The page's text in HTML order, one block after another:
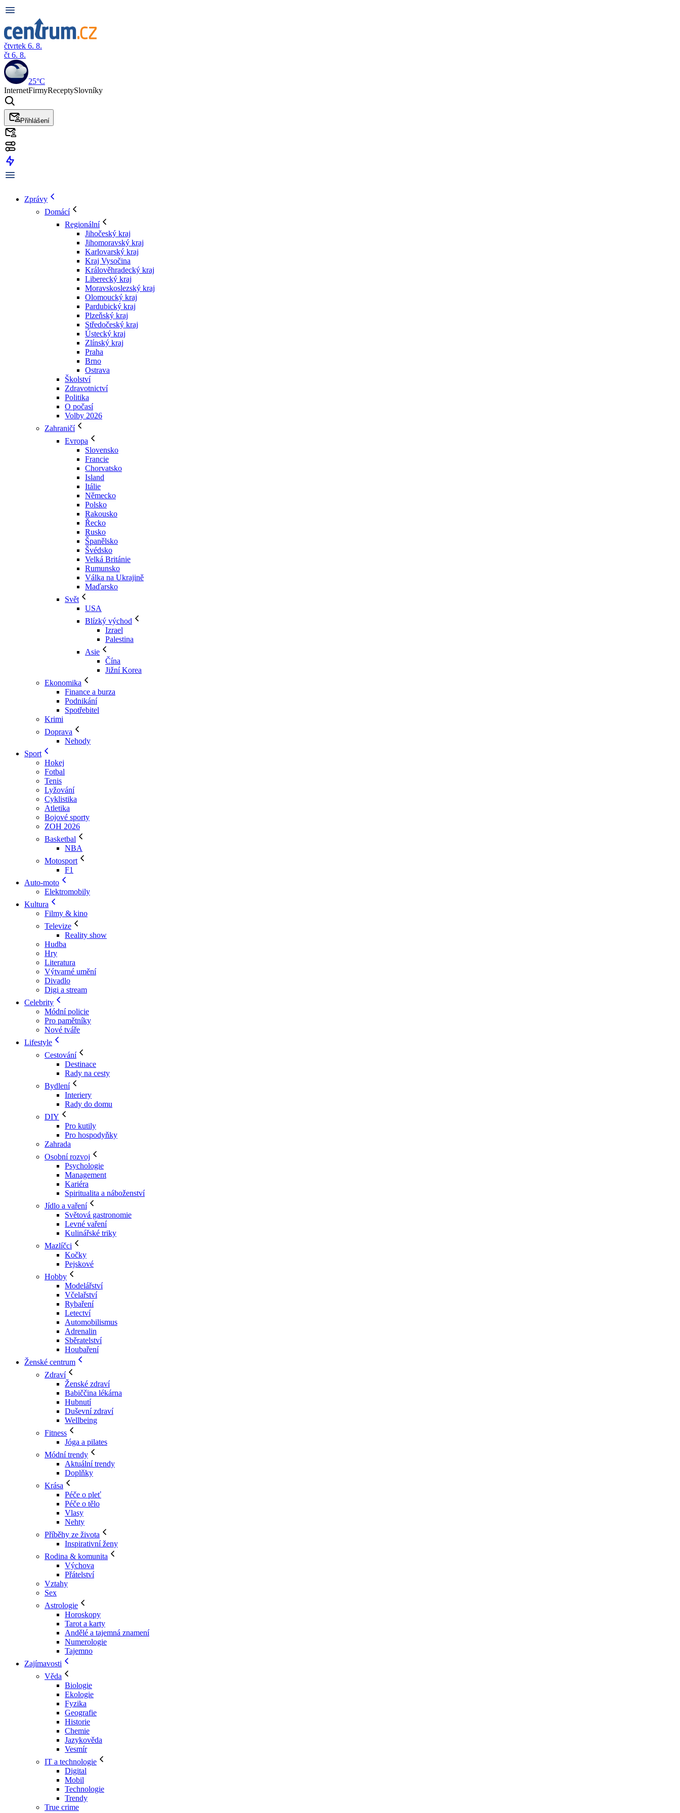
čtvrtek 6. 8.
čt 6. 8.
25°C
InternetFirmyReceptySlovníky
Přihlášení
Zprávy
Domácí
Regionální
Jihočeský kraj
Jihomoravský kraj
Karlovarský kraj
Kraj Vysočina
Králověhradecký kraj
Liberecký kraj
Moravskoslezský kraj
Olomoucký kraj
Pardubický kraj
Plzeňský kraj
Středočeský kraj
Ústecký kraj
Zlínský kraj
Praha
Brno
Ostrava
Školství
Zdravotnictví
Politika
O počasí
Volby 2026
Zahraničí
Evropa
Slovensko
Francie
Chorvatsko
Island
Itálie
Německo
Polsko
Rakousko
Řecko
Rusko
Španělsko
Švédsko
Velká Británie
Rumunsko
Válka na Ukrajině
Maďarsko
Svět
USA
Blízký východ
Izrael
Palestina
Asie
Čína
Jižní Korea
Ekonomika
Finance a burza
Podnikání
Spotřebitel
Krimi
Doprava
Nehody
Sport
Hokej
Fotbal
Tenis
Lyžování
Cyklistika
Atletika
Bojové sporty
ZOH 2026
Basketbal
NBA
Motosport
F1
Auto-moto
Elektromobily
Kultura
Filmy & kino
Televize
Reality show
Hudba
Hry
Literatura
Výtvarné umění
Divadlo
Digi a stream
Celebrity
Módní policie
Pro pamětníky
Nové tváře
Lifestyle
Cestování
Destinace
Rady na cesty
Bydlení
Interiery
Rady do domu
DIY
Pro kutily
Pro hospodyňky
Zahrada
Osobní rozvoj
Psychologie
Management
Kariéra
Spiritualita a náboženství
Jídlo a vaření
Světová gastronomie
Levné vaření
Kulinářské triky
Mazlíčci
Kočky
Pejskové
Hobby
Modelářství
Včelařství
Rybaření
Letectví
Automobilismus
Adrenalin
Sběratelství
Houbaření
Ženské centrum
Zdraví
Ženské zdraví
Babiččina lékárna
Hubnutí
Duševní zdraví
Wellbeing
Fitness
Jóga a pilates
Módní trendy
Aktuální trendy
Doplňky
Krása
Péče o pleť
Péče o tělo
Vlasy
Nehty
Příběhy ze života
Inspirativní ženy
Rodina & komunita
Výchova
Přátelství
Vztahy
Sex
Astrologie
Horoskopy
Tarot a karty
Andělé a tajemná znamení
Numerologie
Tajemno
Zajímavosti
Věda
Biologie
Ekologie
Fyzika
Geografie
Historie
Chemie
Jazykověda
Vesmír
IT a technologie
Digital
Mobil
Technologie
Trendy
True crime